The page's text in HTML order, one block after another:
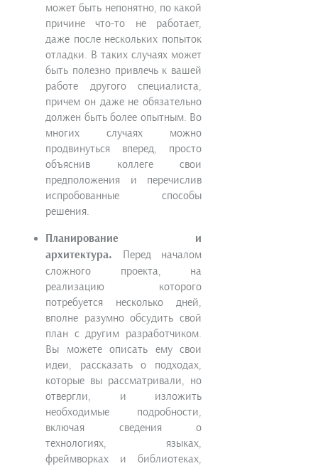
может быть непонятно, по какой
причине что-то не работает,
даже после нескольких попыток
отладки. В таких случаях может
быть полезно привлечь к вашей
работе другого специалиста,
причем он даже не обязательно
должен быть более опытным. Во
многих случаях можно
продвинуться вперед, просто
объяснив коллеге свои
предположения и перечислив
испробованные способы
решения.
Планирование и
архитектура.
Перед началом
сложного проекта, на
реализацию которого
потребуется несколько дней,
вполне разумно обсудить свой
план с другим разработчиком.
Вы можете описать ему свои
идеи, рассказать о подходах,
которые вы рассматривали, но
отвергли, и изложить
необходимые подробности,
включая сведения о
технологиях, языках,
фреймворках и библиотеках,